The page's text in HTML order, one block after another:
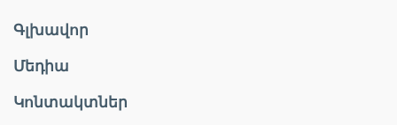
Գլխավոր
Մեդիա
Կոնտակտներ